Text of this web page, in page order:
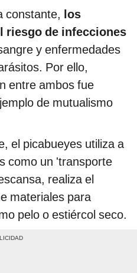
constante, los
riesgo de infecciones
y enfermedades
Por ello,
entre ambos fue
de mutualismo
el picabueyes utiliza a
como un 'transporte
realiza el
materiales para
pelo o estiércol seco.